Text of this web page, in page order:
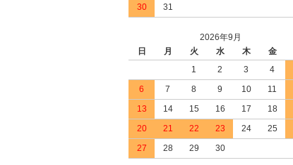
30
31
2026年9月
日
月 火 水 木 金
1
2 3 4
6
7 8 9 10 11
13
14 15 16 17 18
20
21 22 23 24 25
27
28 29 30